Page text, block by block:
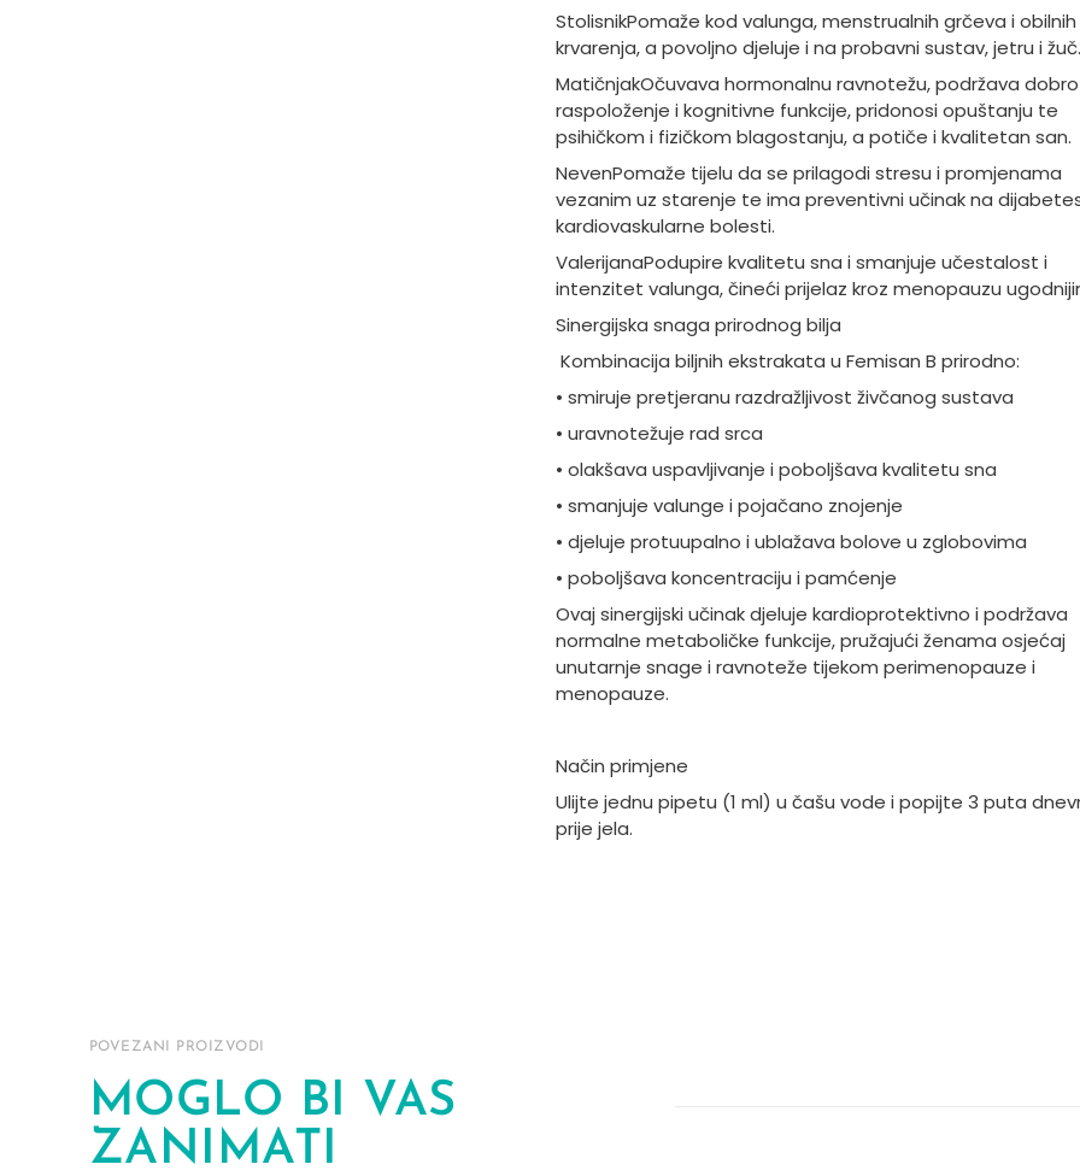
StolisnikPomaže kod valunga, menstrualnih grčeva i obilnih
krvarenja, a povoljno djeluje i na probavni sustav, jetru i žuč.
MatičnjakOčuvava hormonalnu ravnotežu, podržava dobro
raspoloženje i kognitivne funkcije, pridonosi opuštanju te
psihičkom i fizičkom blagostanju, a potiče i kvalitetan san.
NevenPomaže tijelu da se prilagodi stresu i promjenama
vezanim uz starenje te ima preventivni učinak na
kardiovaskularne bolesti.
ValerijanaPodupire kvalitetu sna i smanjuje učestalost i
intenzitet valunga, čineći prijelaz kroz menopauzu
Sinergijska snaga prirodnog bilja
Kombinacija biljnih ekstrakata u Femisan B prirodno:
• smiruje pretjeranu razdražljivost živčanog sustava
• uravnotežuje rad srca
• olakšava uspavljivanje i poboljšava kvalitetu sna
• smanjuje valunge i pojačano znojenje
• djeluje protuupalno i ublažava bolove u zglobovima
• poboljšava koncentraciju i pamćenje
Ovaj sinergijski učinak djeluje kardioprotektivno i podržava
normalne metaboličke funkcije, pružajući ženama osjećaj
unutarnje snage i ravnoteže tijekom perimenopauze i
menopauze.
Način primjene
Ulijte jednu pipetu (1 ml) u čašu vode i popijte 3 puta
prije jela.
POVEZANI PROIZVODI
MOGLO BI VAS
ZANIMATI